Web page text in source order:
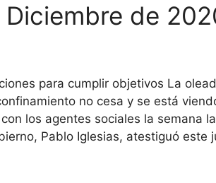
de
para cumplir objetivos La
no cesa y se está
los agentes sociales la semana
Pablo Iglesias, atestiguó este